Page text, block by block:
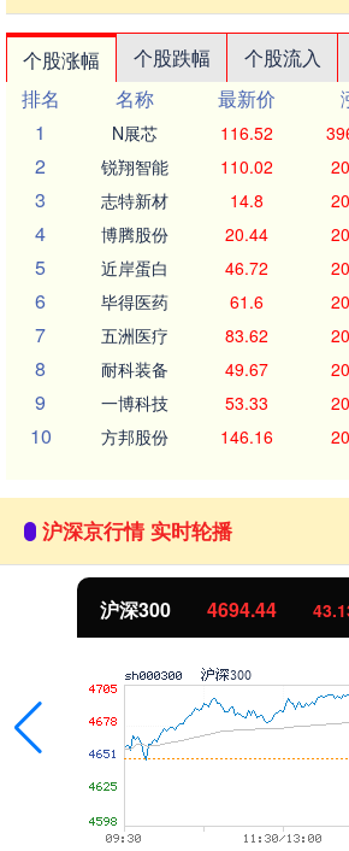
个股涨幅 个股跌幅 个股流入
排名
名称 最新价
1
N展芯 116.52
2 锐翔智能 110.02
3 志特新材 14.8
4 博腾股份 20.44
5 近岸蛋白 46.72
6 毕得医药 61.6
7 五洲医疗 83.62
8 耐科装备 49.67
9 一博科技 53.33
10 方邦股份 146.16
沪深京行情 实时轮播
北证50 1134.24 11.37